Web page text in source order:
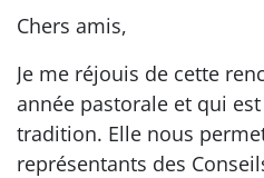
Chers amis,
Je me réjouis de cette
année pastorale et qui
tradition. Elle nous
représentants des